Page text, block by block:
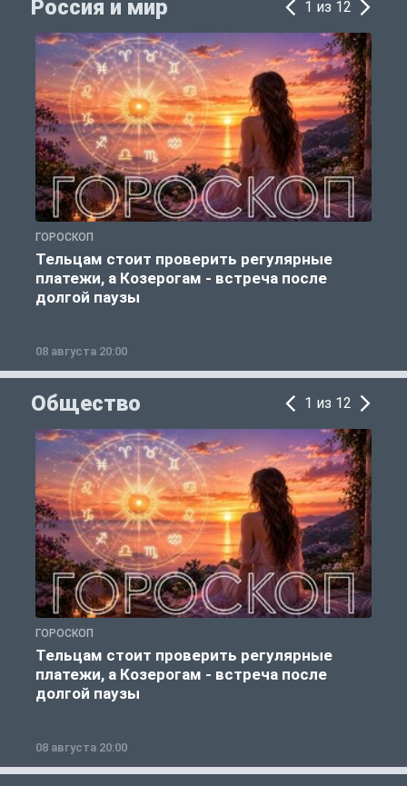
Россия и мир 1 из 12
ГОРОСКОП
Тельцам стоит проверить регулярные
платежи, а Козерогам - встреча после
долгой паузы
08 августа 20:00
Общество 1 из 12
ГОРОСКОП
Тельцам стоит проверить регулярные
платежи, а Козерогам - встреча после
долгой паузы
08 августа 20:00